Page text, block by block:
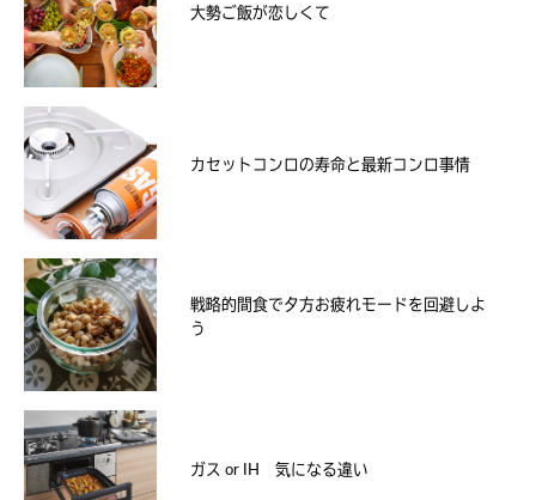
大勢ご飯が恋しくて
カセットコンロの寿命と最新コンロ事情
戦略的間食で夕方お疲れモードを回避しよ
う
ガス or IH 気になる違い